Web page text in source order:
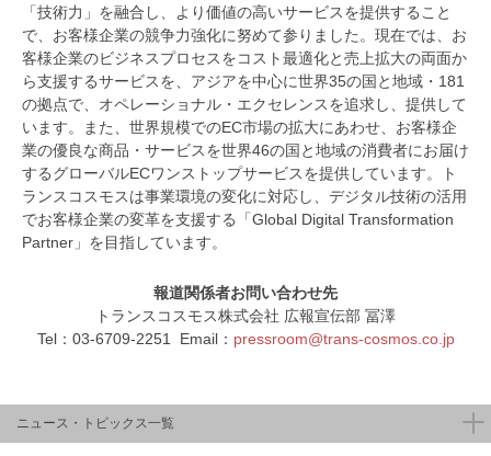
「技術力」を融合し、より価値の高いサービスを提供すること
で、お客様企業の競争力強化に努めて参りました。現在では、お
客様企業のビジネスプロセスをコスト最適化と売上拡大の両面か
ら支援するサービスを、アジアを中心に世界35の国と地域・181
の拠点で、オペレーショナル・エクセレンスを追求し、提供して
います。また、世界規模でのEC市場の拡大にあわせ、お客様企
業の優良な商品・サービスを世界46の国と地域の消費者にお届け
するグローバルECワンストップサービスを提供しています。ト
ランスコスモスは事業環境の変化に対応し、デジタル技術の活用
でお客様企業の変革を支援する「Global Digital Transformation
Partner」を目指しています。
報道関係者お問い合わせ先
トランスコスモス株式会社 広報宣伝部 冨澤
Tel：03-6709-2251 Email： pressroom@trans-cosmos.co.jp
ニュース・トピックス一覧